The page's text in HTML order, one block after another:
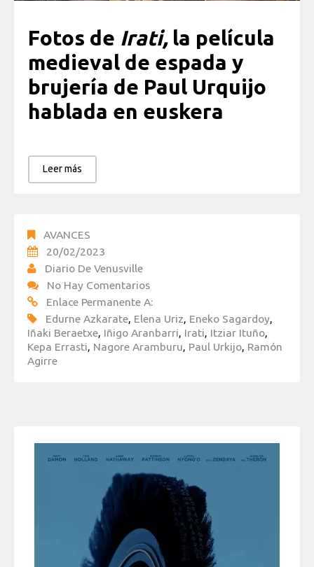
Fotos de Irati,la película
medieval de espada y
brujería de Paul Urquijo
hablada en euskera
Leer más
AVANCES
20/02/2023
Diario De Venusville
No Hay Comentarios
Enlace Permanente A:
Edurne Azkarate, Elena Uriz, Eneko Sagardoy,
Iñaki Beraetxe, Iñigo Aranbarri, Irati, Itziar Ituño,
Kepa Errasti, Nagore Aramburu, Paul Urkijo, Ramón
Agirre